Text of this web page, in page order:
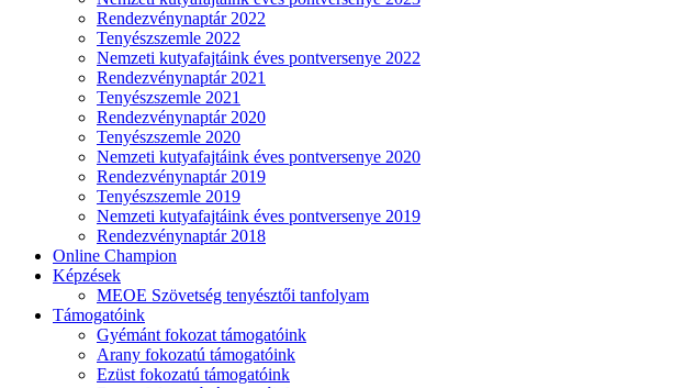
Rendezvénynaptár 2022
Tenyészszemle 2022
Nemzeti kutyafajtáink éves pontversenye 2022
Rendezvénynaptár 2021
Tenyészszemle 2021
Rendezvénynaptár 2020
Tenyészszemle 2020
Nemzeti kutyafajtáink éves pontversenye 2020
Rendezvénynaptár 2019
Tenyészszemle 2019
Nemzeti kutyafajtáink éves pontversenye 2019
Rendezvénynaptár 2018
Online Champion
Képzések
MEOE Szövetség tenyésztői tanfolyam
Támogatóink
Gyémánt fokozat támogatóink
Arany fokozatú támogatóink
Ezüst fokozatú támogatóink